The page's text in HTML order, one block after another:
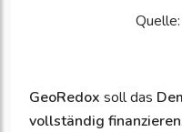
GeoRedox soll das
vollständig finanzieren.